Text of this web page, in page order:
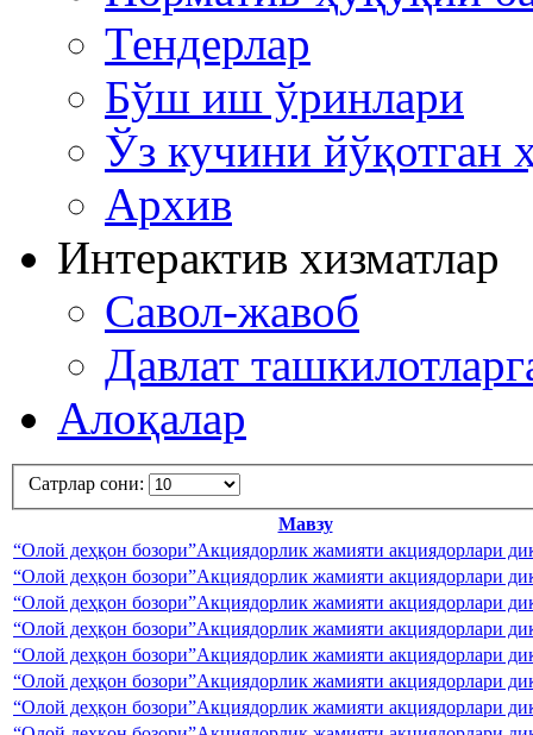
Тендерлар
Бўш иш ўринлари
Ўз кучини йўқотган
Архив
Интерактив хизматлар
Савол-жавоб
Давлат
Алоқалар
Сатрлар сони:
Мавзу
“Олой деҳқон бозори”Акциядорлик жамияти акциядорлари
“Олой деҳқон бозори”Акциядорлик жамияти акциядорлари
“Олой деҳқон бозори”Акциядорлик жамияти акциядорлари
“Олой деҳқон бозори”Акциядорлик жамияти акциядорлари
“Олой деҳқон бозори”Акциядорлик жамияти акциядорлари
“Олой деҳқон бозори”Акциядорлик жамияти акциядорлари
“Олой деҳқон бозори”Акциядорлик жамияти акциядорлари